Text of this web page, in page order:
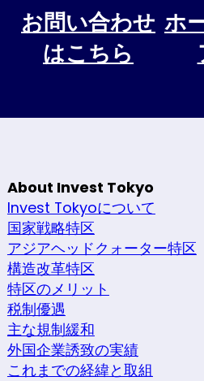
お問い合わせ
はこちら
ホ
About Invest Tokyo
Invest Tokyoについて
国家戦略特区
アジアヘッドクォーター特区
構造改革特区
特区のメリット
税制優遇
主な規制緩和
外国企業誘致の実績
これまでの経緯と取組